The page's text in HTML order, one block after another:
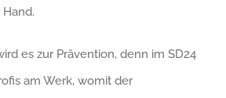
es zur Prävention, denn im SD24
am Werk, womit der